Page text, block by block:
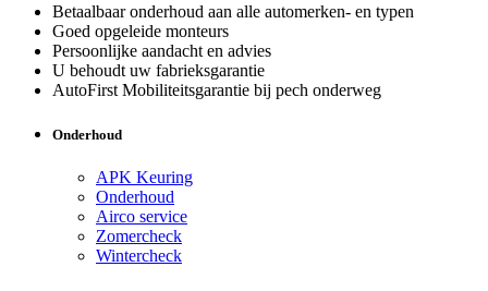
Betaalbaar onderhoud aan alle automerken- en typen
Goed opgeleide monteurs
Persoonlijke aandacht en advies
U behoudt uw fabrieksgarantie
AutoFirst Mobiliteitsgarantie bij pech onderweg
Onderhoud
APK Keuring
Onderhoud
Airco service
Zomercheck
Wintercheck